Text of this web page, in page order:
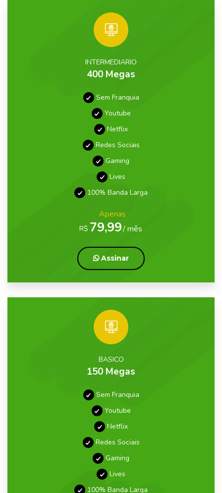
INTERMEDIARIO
400 Megas
Sem Franquia
Youtube
Netflix
Redes Sociais
Gaming
Lives
100% Banda Larga
Apenas
R$79,99/ mês
Assinar
BASICO
150 Megas
Sem Franquia
Youtube
Netflix
Redes Sociais
Gaming
Lives
100% Banda Larga